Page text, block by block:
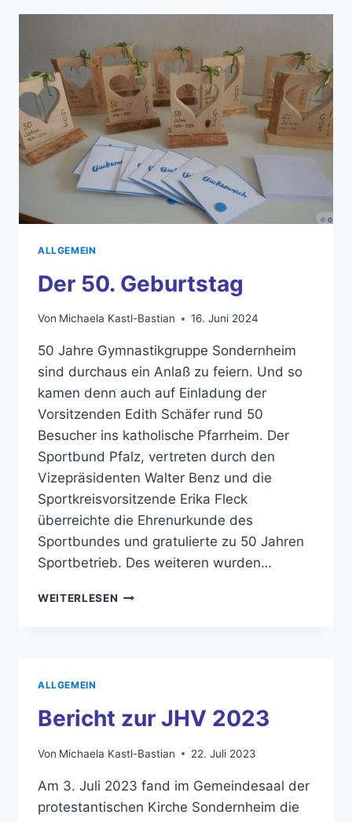
UNSEREN
ALLGEMEIN
Der 50. Geburtstag
Von Michaela Kastl-Bastian 16. Juni 2024
50 Jahre Gymnastikgruppe Sondernheim
sind durchaus ein Anlaß zu feiern. Und so
kamen denn auch auf Einladung der
Vorsitzenden Edith Schäfer rund 50
Besucher ins katholische Pfarrheim. Der
Sportbund Pfalz, vertreten durch den
Vizepräsidenten Walter Benz und die
Sportkreisvorsitzende Erika Fleck
überreichte die Ehrenurkunde des
Sportbundes und gratulierte zu 50 Jahren
Sportbetrieb. Des weiteren wurden…
WEITERLESEN DER
ALLGEMEIN
Bericht zur JHV 2023
Von Michaela Kastl-Bastian 22. Juli 2023
Am 3. Juli 2023 fand im Gemeindesaal der
protestantischen Kirche Sondernheim die